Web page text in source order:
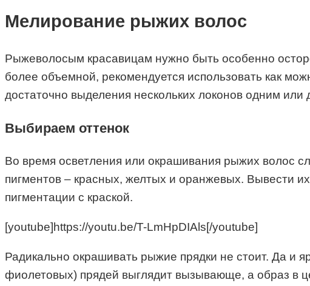
Мелирование рыжих волос
Рыжеволосым красавицам нужно быть особенно
более объемной, рекомендуется использовать как
достаточно выделения нескольких локонов одним или
Выбираем оттенок
Во время осветления или окрашивания рыжих волос
пигментов – красных, желтых и оранжевых. Вывести
пигментации с краской.
[youtube]https://youtu.be/T-LmHpDIAls[/youtube]
Радикально окрашивать рыжие прядки не стоит. Да и
фиолетовых) прядей выглядит вызывающе, а образ в